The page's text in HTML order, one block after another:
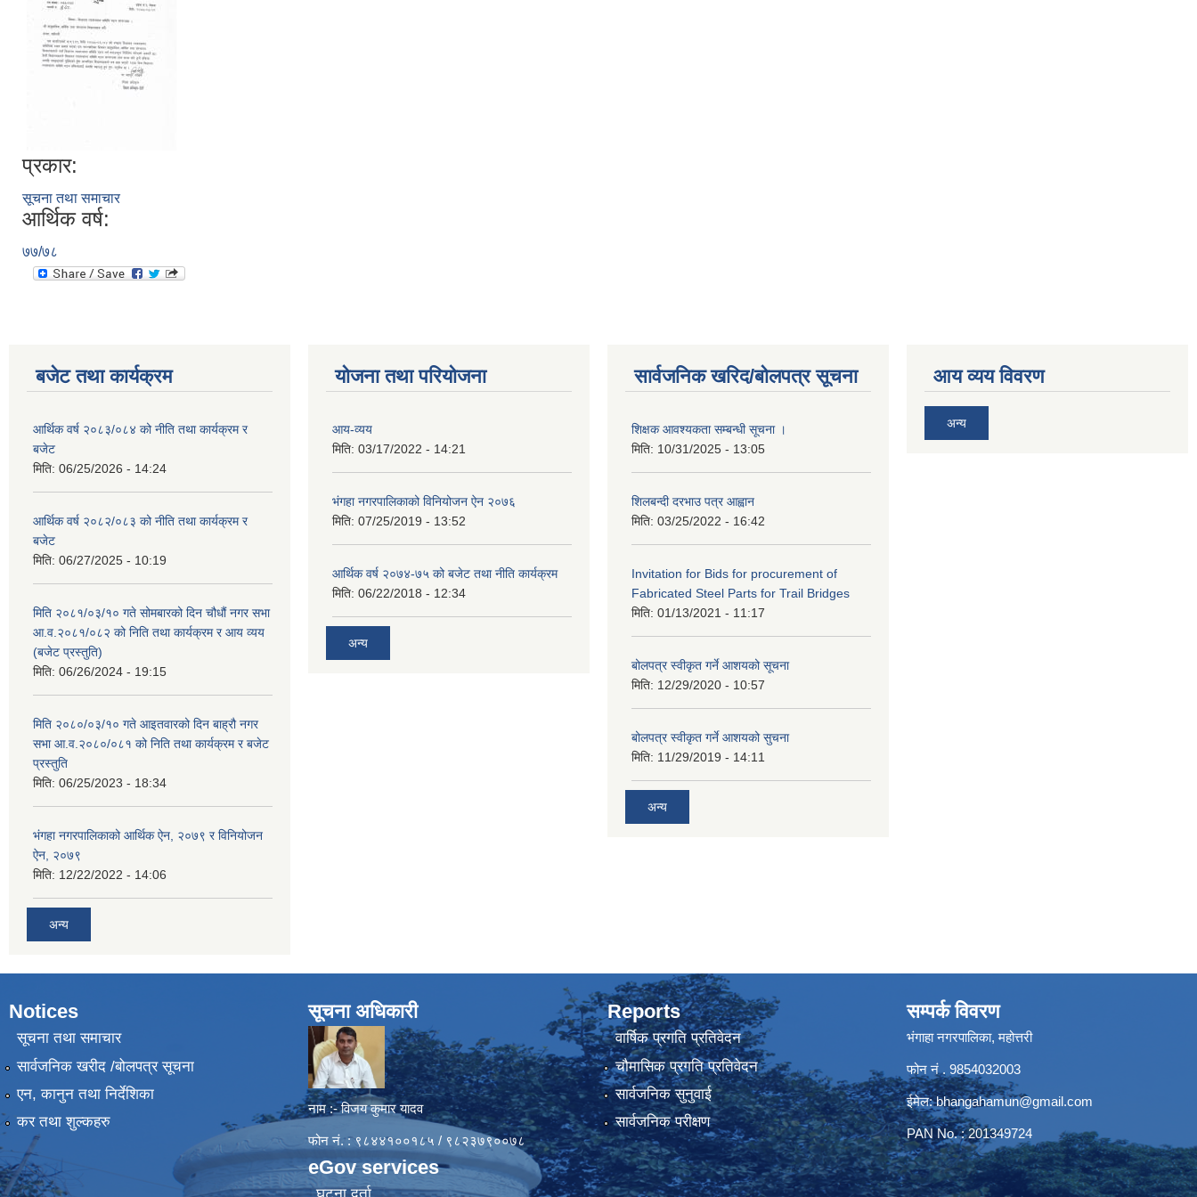
प्रकार:
सूचना तथा समाचार
आर्थिक वर्ष:
७७/७८
बजेट तथा कार्यक्रम
आर्थिक वर्ष २०८३/०८४ को नीति तथा कार्यक्रम र
बजेट
मिति: 06/25/2026 - 14:24
आर्थिक वर्ष २०८२/०८३ को नीति तथा कार्यक्रम र
बजेट
मिति: 06/27/2025 - 10:19
मिति २०८१/०३/१० गते सोमबारको दिन चौधौं नगर सभा
आ.व.२०८१/०८२ को निति तथा कार्यक्रम र आय व्यय
(बजेट प्रस्तुति)
मिति: 06/26/2024 - 19:15
मिति २०८०/०३/१० गते आइतवारको दिन बाह्रौ नगर
सभा आ.व.२०८०/०८१ को निति तथा कार्यक्रम र बजेट
प्रस्तुति
मिति: 06/25/2023 - 18:34
भंगहा नगरपालिकाको आर्थिक ऐन, २०७९ र विनियोजन
ऐन, २०७९
मिति: 12/22/2022 - 14:06
अन्य
योजना तथा परियोजना
आय-व्यय
मिति: 03/17/2022 - 14:21
भंगहा नगरपालिकाको विनियोजन ऐन २०७६
मिति: 07/25/2019 - 13:52
आर्थिक वर्ष २०७४-७५ को बजेट तथा नीति कार्यक्रम
मिति: 06/22/2018 - 12:34
अन्य
सार्वजनिक खरिद/बोलपत्र सूचना
शिक्षक आवश्यकता सम्बन्धी सूचना ।
मिति: 10/31/2025 - 13:05
शिलबन्दी दरभाउ पत्र आह्वान
मिति: 03/25/2022 - 16:42
Invitation for Bids for procurement of
Fabricated Steel Parts for Trail Bridges
मिति: 01/13/2021 - 11:17
बोलपत्र स्वीकृत गर्ने आशयको सूचना
मिति: 12/29/2020 - 10:57
बोलपत्र स्वीकृत गर्ने आशयको सुचना
मिति: 11/29/2019 - 14:11
अन्य
आय व्यय विवरण
अन्य
Notices
सूचना तथा समाचार
सार्वजनिक खरीद /बोलपत्र सूचना
एन, कानुन तथा निर्देशिका
कर तथा शुल्कहरु
सूचना अधिकारी
नाम :- विजय कुमार यादव
फोन नं. : ९८४४१००१८५ / ९८२३७९००७८
eGov services
Reports
वार्षिक प्रगति प्रतिवेदन
चौमासिक प्रगति प्रतिवेदन
सार्वजनिक सुनुवाई
सार्वजनिक परीक्षण
सम्पर्क विवरण
भंगाहा नगरपालिका, महोत्तरी
फोन नं . 9854032003
ईमेल:bhangahamun@gmail.com
PAN No. : 201349724